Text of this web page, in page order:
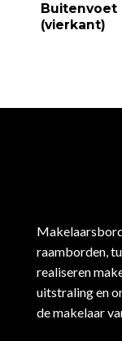
Buitenvoet
(vierkant)
raamborden,
realiseren
uitstraling en
de makelaar